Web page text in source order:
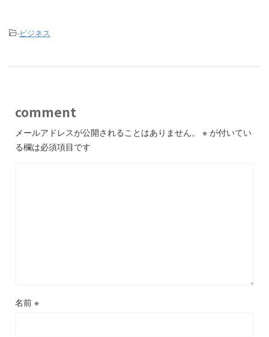
-ビジネス
comment
メールアドレスが公開されることはありません。 ※ が付いてい
る欄は必須項目です
名前 ※